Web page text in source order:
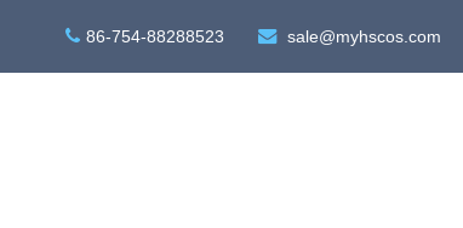
86-754-88288523 sale@myhscos.com